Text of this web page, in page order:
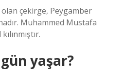
çekirge, Peygamber
Muhammed Mustafa
yaşar?